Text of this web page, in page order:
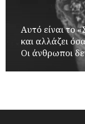
Αυτό είναι το
και αλλάζει
Οι άνθρωποι